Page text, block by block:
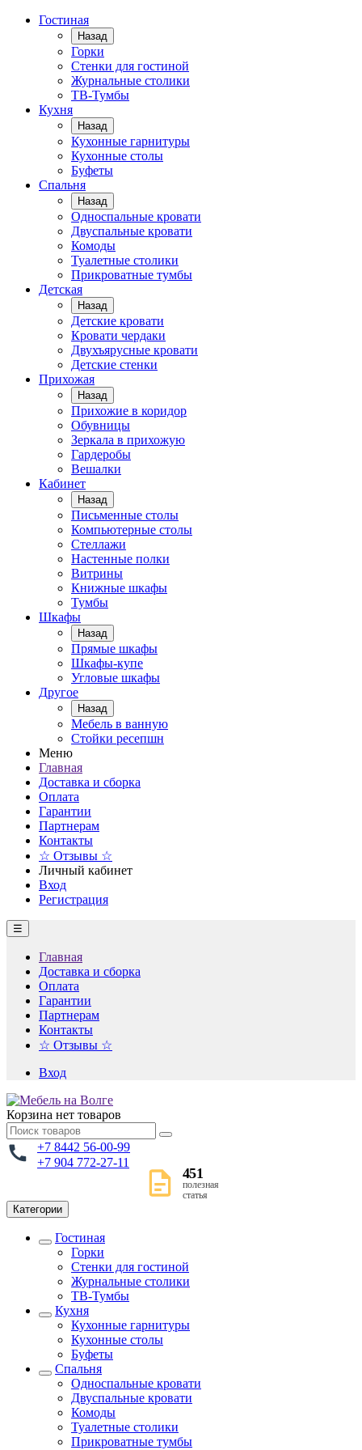
Гостиная
Назад
Горки
Стенки для гостиной
Журнальные столики
TВ-Тумбы
Кухня
Назад
Кухонные гарнитуры
Кухонные столы
Буфеты
Спальня
Назад
Односпальные кровати
Двуспальные кровати
Комоды
Туалетные столики
Прикроватные тумбы
Детская
Назад
Детские кровати
Кровати чердаки
Двухъярусные кровати
Детские стенки
Прихожая
Назад
Прихожие в коридор
Обувницы
Зеркала в прихожую
Гардеробы
Вешалки
Кабинет
Назад
Письменные столы
Компьютерные столы
Стеллажи
Настенные полки
Витрины
Книжные шкафы
Тумбы
Шкафы
Назад
Прямые шкафы
Шкафы-купе
Угловые шкафы
Другое
Назад
Мебель в ванную
Стойки ресепшн
Меню
Главная
Доставка и сборка
Оплата
Гарантии
Партнерам
Контакты
☆ Отзывы ☆
Личный кабинет
Вход
Регистрация
☰
Главная
Доставка и сборка
Оплата
Гарантии
Партнерам
Контакты
☆ Отзывы ☆
Вход
Корзина нет товаров
+7 8442 56-00-99
+7 904 772-27-11
451
полезная
статья
Категории
Гостиная
Горки
Стенки для гостиной
Журнальные столики
TВ-Тумбы
Кухня
Кухонные гарнитуры
Кухонные столы
Буфеты
Спальня
Односпальные кровати
Двуспальные кровати
Комоды
Туалетные столики
Прикроватные тумбы